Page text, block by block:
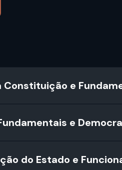
Constituição e
e
do Estado e